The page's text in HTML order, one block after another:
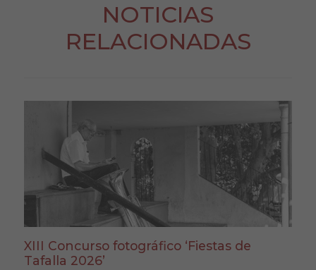
NOTICIAS
RELACIONADAS
XIII Concurso fotográfico ‘Fiestas de
Tafalla 2026’